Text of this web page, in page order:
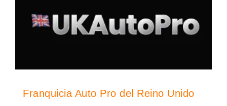
Franquicia Auto Pro del Reino Unido